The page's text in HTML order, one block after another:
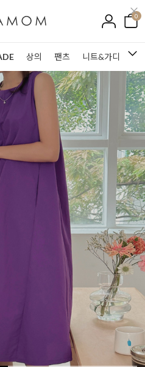
0
상의 팬츠 니트&가디건